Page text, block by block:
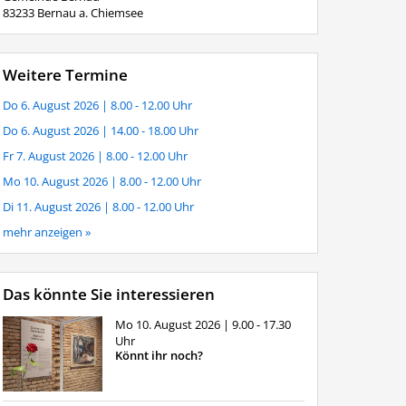
83233 Bernau a. Chiemsee
Weitere Termine
Do 6. August 2026 | 8.00 - 12.00 Uhr
Do 6. August 2026 | 14.00 - 18.00 Uhr
Fr 7. August 2026 | 8.00 - 12.00 Uhr
Mo 10. August 2026 | 8.00 - 12.00 Uhr
Di 11. August 2026 | 8.00 - 12.00 Uhr
mehr anzeigen »
Das könnte Sie interessieren
Mo 10. August 2026 | 9.00 - 17.30
Uhr
Könnt ihr noch?